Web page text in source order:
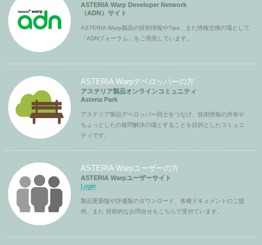
ASTERIA Warp Developer Network
（ADN）サイト
ASTERIA Warp製品の技術情報やTips、また情報交換の場として
「ADNフォーラム」をご用意しています。
ASTERIA Warpデベロッパーの方
アステリア製品オンラインコミュニティ
Asteria Park
アステリア製品デベロッパー同士をつなげ、技術情報の共有や
ちょっとしたの疑問解決の場とすることを目的としたコミュニ
ティです。
ASTERIA Warpユーザーの方
ASTERIA Warpユーザーサイト
Login
製品更新版や評価版のダウンロード、各種ドキュメントのご提
供、また 技術的なお問合せもこちらで受付ています。